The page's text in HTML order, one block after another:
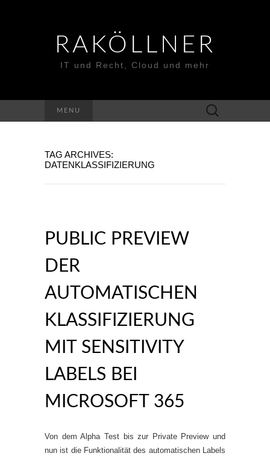
RAKÖLLNER
IT und Recht, Cloud und mehr
MENU
Suchen
nach:
TAG ARCHIVES:
DATENKLASSIFIZIERUNG
PUBLIC PREVIEW
DER
AUTOMATISCHEN
KLASSIFIZIERUNG
MIT SENSITIVITY
LABELS BEI
MICROSOFT 365
Von dem Alpha Test bis zur Private Preview und
nun ist die Funktionalität des automatischen Labels